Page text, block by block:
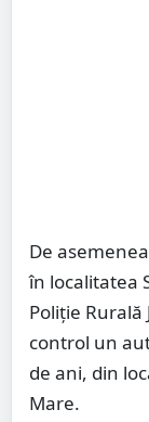
De
în localitatea
Poliţie
control un
de ani, din
Mare.